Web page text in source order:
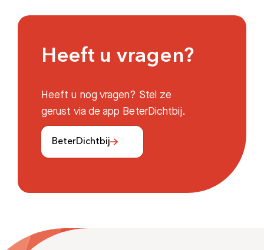
Heeft u vragen?
Heeft u nog vragen? Stel ze
gerust via de app BeterDichtbij.
BeterDichtbij